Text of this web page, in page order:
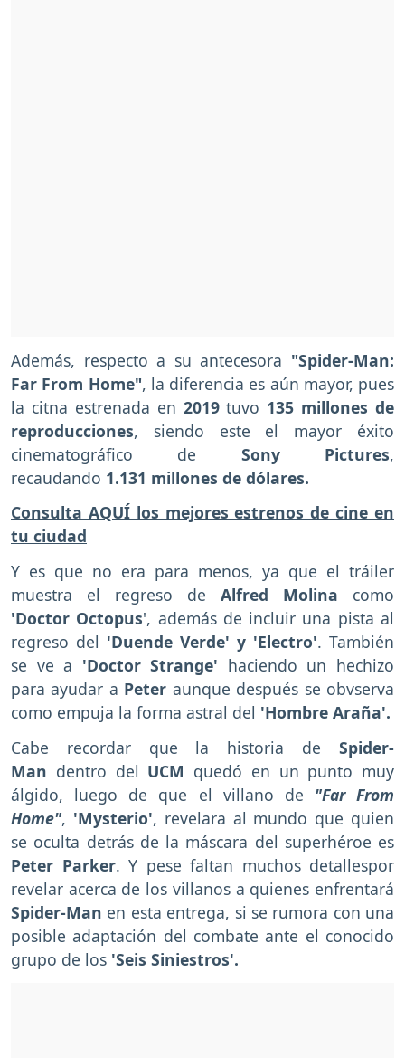
Además, respecto a su antecesora "Spider-Man:
Far From Home", la diferencia es aún mayor, pues
la citna estrenada en 2019tuvo 135 millones de
reproducciones, siendo este el mayor éxito
cinematográfico de Sony Pictures,
recaudando 1.131 millones de dólares.
Consulta AQUÍ los mejores estrenos de cine en
tu ciudad
Y es que no era para menos, ya que el tráiler
muestra el regreso de Alfred Molina como
'Doctor Octopus', además de incluir una pista al
regreso del 'Duende Verde' y 'Electro'. También
se ve a 'Doctor Strange' haciendo un hechizo
para ayudar a Peter aunque después se obvserva
como empuja la forma astral del 'Hombre Araña'.
Cabe recordar que la historia de Spider-
Man dentro del UCM quedó en un punto muy
álgido, luego de que el villano de "Far From
Home", 'Mysterio', revelara al mundo que quien
se oculta detrás de la máscara del superhéroe es
Peter Parker. Y pese faltan muchos detallespor
revelar acerca de los villanos a quienes enfrentará
Spider-Man en esta entrega, si se rumora con una
posible adaptación del combate ante el conocido
grupo de los 'Seis Siniestros'.